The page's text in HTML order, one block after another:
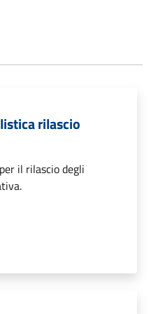
rilascio
il rilascio degli